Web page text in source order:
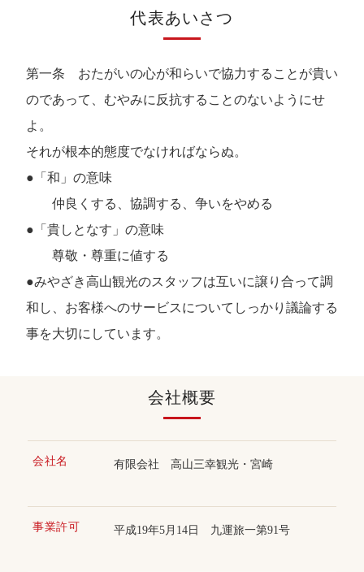
代表あいさつ
第一条 おたがいの心が和らいで協力することが貴い
のであって、むやみに反抗することのないようにせ
よ。
それが根本的態度でなければならぬ。
●「和」の意味
仲良くする、協調する、争いをやめる
●「貴しとなす」の意味
尊敬・尊重に値する
●みやざき高山観光のスタッフは互いに譲り合って調
和し、お客様へのサービスについてしっかり議論する
事を大切にしています。
会社概要
会社名 有限会社 高山三幸観光・宮崎
事業許可 平成19年5月14日 九運旅一第91号